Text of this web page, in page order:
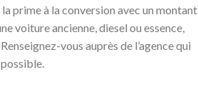
prime à la conversion avec un montant
voiture ancienne, diesel ou essence,
vous auprès de l’agence qui